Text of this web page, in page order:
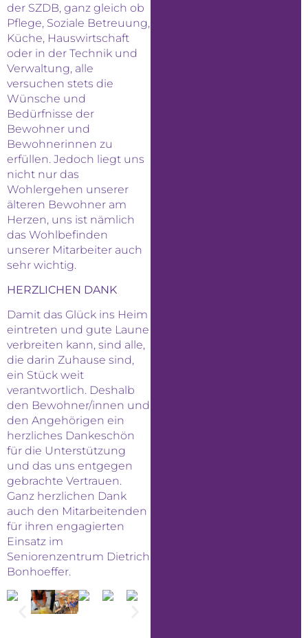
der SZDB, ganz gleich ob
Pflege, Soziale Betreuung,
Küche, Hauswirtschaft
oder in der Technik und
Verwaltung, alle
versuchen stets die
Wünsche und
Bedürfnisse der
Bewohner und
Bewohnerinnen zu
erfüllen. Jedoch liegt uns
nicht nur das
Wohlergehen unserer
älteren Bewohner am
Herzen, uns ist nämlich
das Wohlbefinden
unserer Mitarbeiter auch
sehr wichtig.
HERZLICHEN DANK
Damit das Glück ins Heim
eintreten und gute Laune
verbreiten kann, sind alle,
die darin Zuhause sind,
ein Stück weit
verantwortlich. Deshalb
den Bewohner/innen und
den Angehörigen ein
herzliches Dankeschön
für die Unterstützung
und das uns entgegen
gebrachte Vertrauen.
Ganz herzlichen Dank
auch den Mitarbeitenden
für ihren engagierten
Einsatz im
Seniorenzentrum Dietrich
Bonhoeffer.